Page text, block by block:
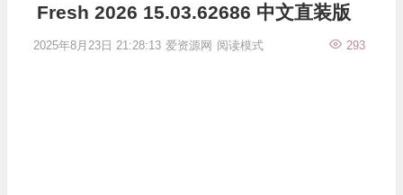
Fresh 2026 15.03.62686 中文直装版
2025年8月23日 21:28:13 爱资源网 293
阅读模式